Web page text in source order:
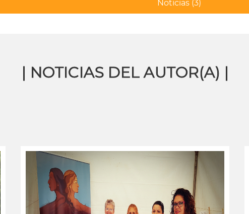
Noticias(3)
| NOTICIAS DEL AUTOR(A) |